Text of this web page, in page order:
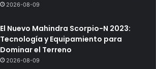
2026-08-09
El Nuevo Mahindra Scorpio-N 2023:
Tecnología y Equipamiento para
Dominar el Terreno
2026-08-09